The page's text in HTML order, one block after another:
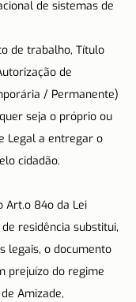
de sistemas de
de trabalho, Título
de
/ Permanente)
seja o próprio ou
Legal a entregar o
cidadão.
Art.o 84o da Lei
residência substitui,
legais, o documento
prejuízo do regime
Amizade,